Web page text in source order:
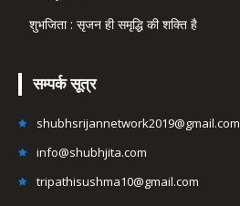
शुभजिता : सृजन ही समृद्धि की शक्ति है
सम्पर्क सूत्र
shubhsrijannetwork2019@gmail.com
info@shubhjita.com
tripathisushma10@gmail.com